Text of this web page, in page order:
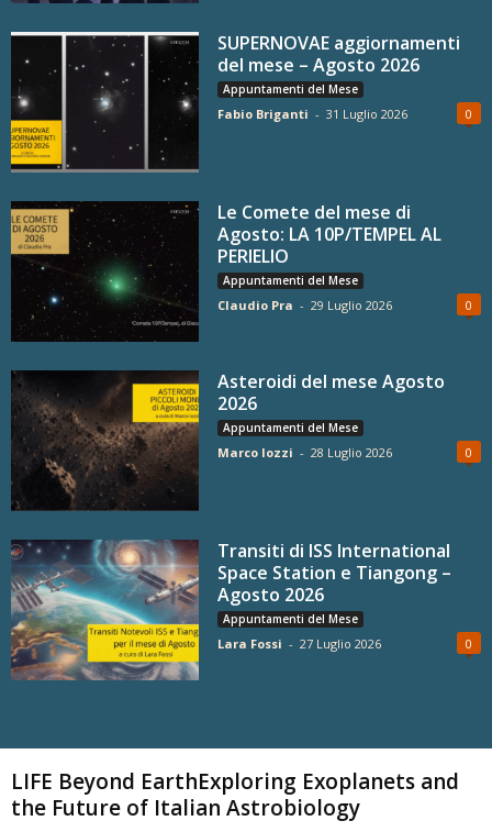
SUPERNOVAE aggiornamenti
del mese – Agosto 2026
Appuntamenti del Mese
Fabio Briganti - 31 Luglio 2026 0
Le Comete del mese di
Agosto: LA 10P/TEMPEL AL
PERIELIO
Appuntamenti del Mese
Claudio Pra - 29 Luglio 2026 0
Asteroidi del mese Agosto
2026
Appuntamenti del Mese
Marco Iozzi - 28 Luglio 2026 0
Transiti di ISS International
Space Station e Tiangong –
Agosto 2026
Appuntamenti del Mese
Lara Fossi - 27 Luglio 2026 0
LIFE Beyond EarthExploring Exoplanets and
the Future of Italian Astrobiology